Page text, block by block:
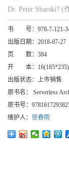
Dr. Peter Sbarski?
书 号： 978-7-121-
出版日期： 2018-07-27
页 数： 384
开 本： 16(185*235)
出版状态： 上市销售
原书名：
Serverless
原书号：
维护人： 张春雨